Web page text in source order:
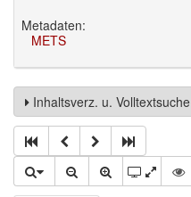
Metadaten:
METS
Inhaltsverz. u. Volltextsuche